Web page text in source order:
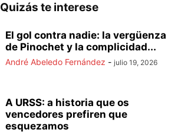
Quizás te interese
El gol contra nadie: la vergüenza
de Pinochet y la complicidad...
André Abeledo Fernández - julio 19, 2026
A URSS: a historia que os
vencedores prefiren que
esquezamos